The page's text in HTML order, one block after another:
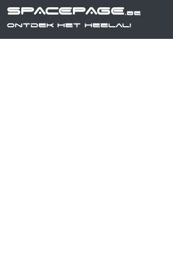
SPACEPAGE.be
Ontdek het heelal!